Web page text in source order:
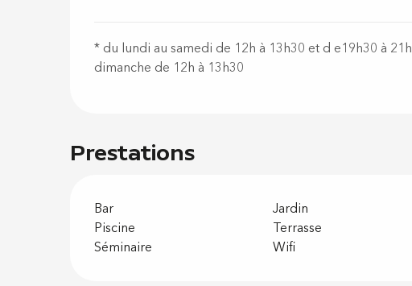
Prestations
Bar Jardin
Piscine
Terrasse
Séminaire
Wifi
* du lundi au samedi de 12h à 13h30 et d e19h30 à 21h
dimanche de 12h à 13h30